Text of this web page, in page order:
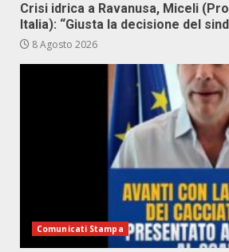
Crisi idrica a Ravanusa, Miceli
Italia): “Giusta la decisione del
8 Agosto 2026
Comunicati Stampa